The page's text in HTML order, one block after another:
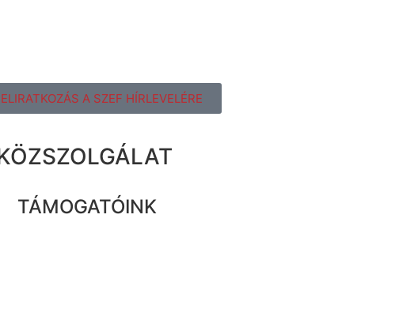
A SZEF HÍRLEVELÉRE
TÁMOGATÓINK